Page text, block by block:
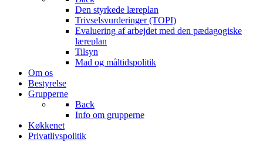
Den styrkede læreplan
Trivselsvurderinger (TOPI)
Evaluering af arbejdet med den pædagogiske
læreplan
Tilsyn
Mad og måltidspolitik
Om os
Bestyrelse
Grupperne
Back
Info om grupperne
Køkkenet
Privatlivspolitik